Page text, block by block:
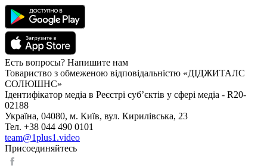
Есть вопросы? Напишите нам
Товариство з обмеженою відповідальністю «ДІДЖИТАЛС
СОЛЮШНС»
Ідентифікатор медіа в Реєстрі суб’єктів у сфері медіа - R20-
02188
Україна, 04080, м. Київ, вул. Кирилівська, 23
Тел. +38 044 490 0101
team@1plus1.video
Присоединяйтесь